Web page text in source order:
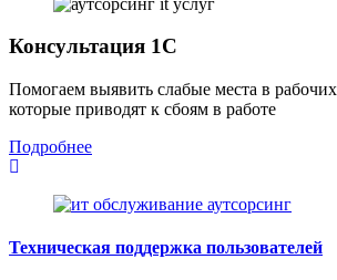
Консультация 1С
Помогаем выявить слабые места в
которые приводят к сбоям в работе
Подробнее
Техническая поддержка пользователей